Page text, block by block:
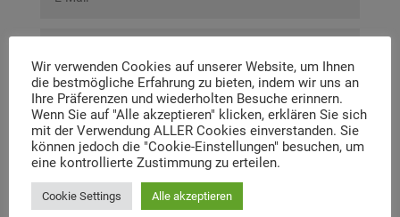
New Field
I agree to the privacy policy. *
Wir verwenden Cookies auf unserer Website, um Ihnen
die bestmögliche Erfahrung zu bieten, indem wir uns an
Ihre Präferenzen und wiederholten Besuche erinnern.
Wenn Sie auf "Alle akzeptieren" klicken, erklären Sie sich
mit der Verwendung ALLER Cookies einverstanden. Sie
können jedoch die "Cookie-Einstellungen" besuchen, um
eine kontrollierte Zustimmung zu erteilen.
Cookie Settings Alle akzeptieren